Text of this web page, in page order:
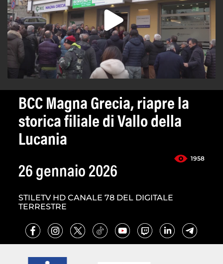
BCC Magna Grecia, riapre la
storica filiale di Vallo della
Lucania
1958
26 gennaio 2026
STILETV HD CANALE 78 DEL DIGITALE
TERRESTRE